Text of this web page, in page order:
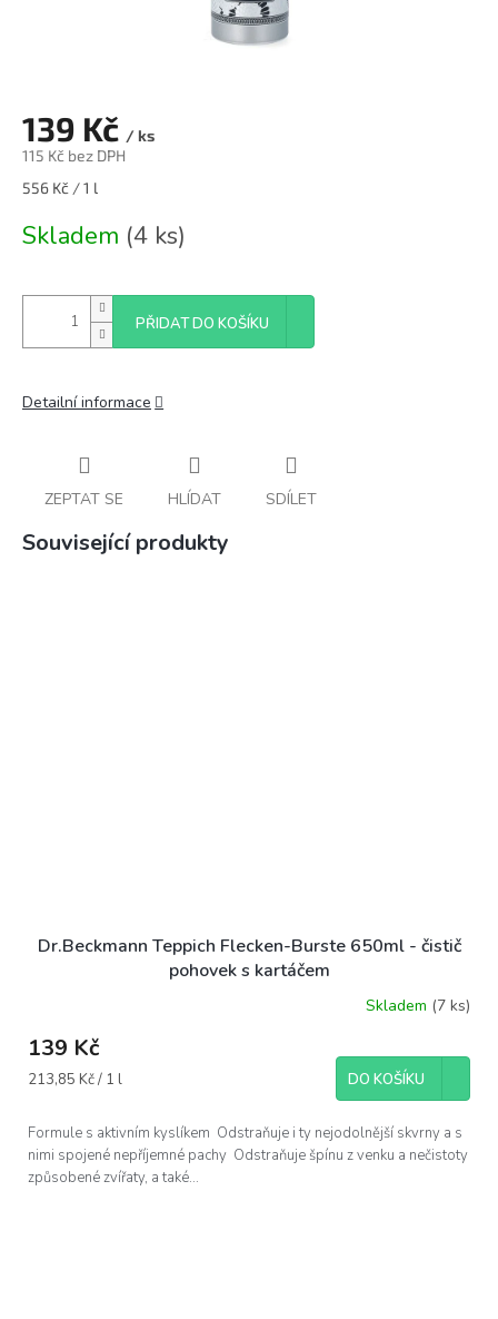
139 Kč / ks
115 Kč bez DPH
Měrná
556 Kč / 1 l
Skladem (4 ks)
PŘIDAT DO KOŠÍKU
Detailní informace
ZEPTAT SE HLÍDAT SDÍLET
Související produkty
Dr.Beckmann Teppich Flecken-Burste 650ml - čistič
pohovek s kartáčem
Skladem (7 ks)
139 Kč
Měrná
213,85 Kč / 1 l DO KOŠÍKU
Formule s aktivním kyslíkem Odstraňuje i ty nejodolnější skvrny a s
nimi spojené nepříjemné pachy Odstraňuje špínu z venku a nečistoty
způsobené zvířaty, a také...